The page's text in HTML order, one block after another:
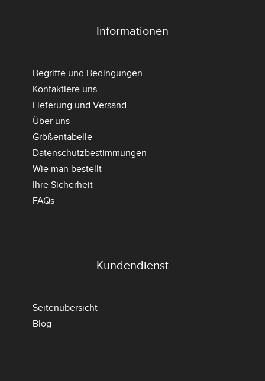
Informationen
Begriffe und Bedingungen
Kontaktiere uns
Lieferung und Versand
Über uns
Größentabelle
Datenschutzbestimmungen
Wie man bestellt
Ihre Sicherheit
FAQs
Kundendienst
Seitenübersicht
Blog